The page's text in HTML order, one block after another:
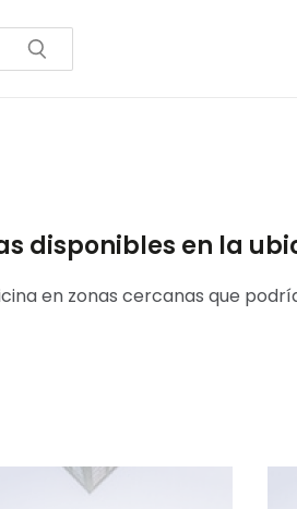
disponibles en la
en zonas cercanas que